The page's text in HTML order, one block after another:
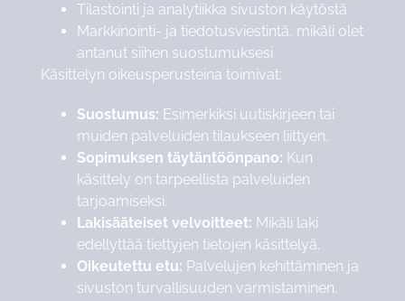
Tilastointi ja analytiikka sivuston käytöstä
Markkinointi- ja tiedotusviestintä, mikäli olet
antanut siihen suostumuksesi
Käsittelyn oikeusperusteina toimivat:
Suostumus: Esimerkiksi uutiskirjeen tai
muiden palveluiden tilaukseen liittyen.
Sopimuksen täytäntöönpano: Kun
käsittely on tarpeellista palveluiden
tarjoamiseksi.
Lakisääteiset velvoitteet: Mikäli laki
edellyttää tiettyjen tietojen käsittelyä.
Oikeutettu etu: Palvelujen kehittäminen ja
sivuston turvallisuuden varmistaminen.